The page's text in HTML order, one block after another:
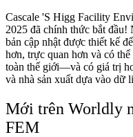
Cascale 'S Higg Facility
2025 đã chính thức bắt
bản cập nhật được thiết kế
hơn, trực quan hơn và có
toàn thế giới—và có giá trị
và nhà sản xuất dựa vào dữ
Mới trên Worldly
FEM